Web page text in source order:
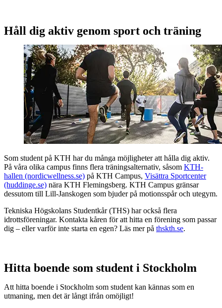
Håll dig aktiv genom sport och träning
Som student på KTH har du många möjligheter att hålla dig aktiv.
På våra olika campus finns flera träningsalternativ, såsom KTH-
hallen (nordicwellness.se) på KTH Campus, Visättra Sportcenter
(huddinge.se) nära KTH Flemingsberg. KTH Campus gränsar
dessutom till Lill-Janskogen som bjuder på motionsspår och utegym.
Tekniska Högskolans Studentkår (THS) har också flera
idrottsföreningar. Kontakta kåren för att hitta en förening som passar
dig – eller varför inte starta en egen? Läs mer på thskth.se.
Hitta boende som student i Stockholm
Att hitta boende i Stockholm som student kan kännas som en
utmaning, men det är långt ifrån omöjligt!